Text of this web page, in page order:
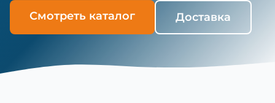
Смотреть каталог Доставка